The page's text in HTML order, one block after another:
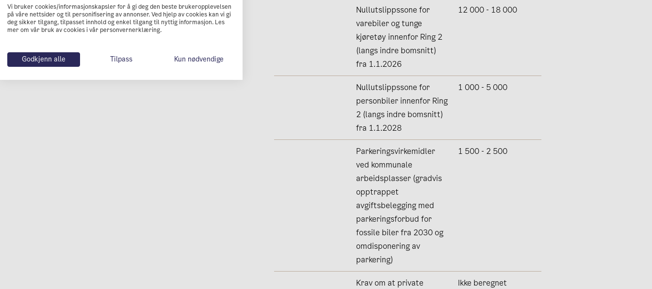
Nullutslippssone for
varebiler og tunge
kjøretøy innenfor Ring 2
(langs indre bomsnitt)
fra 1.1.2026
12 000 - 18 000
Nullutslippssone for
personbiler innenfor Ring
2 (langs indre bomsnitt)
fra 1.1.2028
1 000 - 5 000
Parkeringsvirkemidler
ved kommunale
arbeidsplasser (gradvis
opptrappet
avgiftsbelegging med
parkeringsforbud for
fossile biler fra 2030 og
omdisponering av
parkering)
1 500 - 2 500
Krav om at private
Ikke beregnet
Vi bruker cookies/informasjonskapsler for å gi deg den beste brukeropplevelsen
på våre nettsider og til personifisering av annonser. Ved hjelp av cookies kan vi gi
deg sikker tilgang, tilpasset innhold og enkel tilgang til nyttig informasjon. Les
mer om vår bruk av cookies i vår personvernerklæring.
Godkjenn alle Tilpass Kun nødvendige